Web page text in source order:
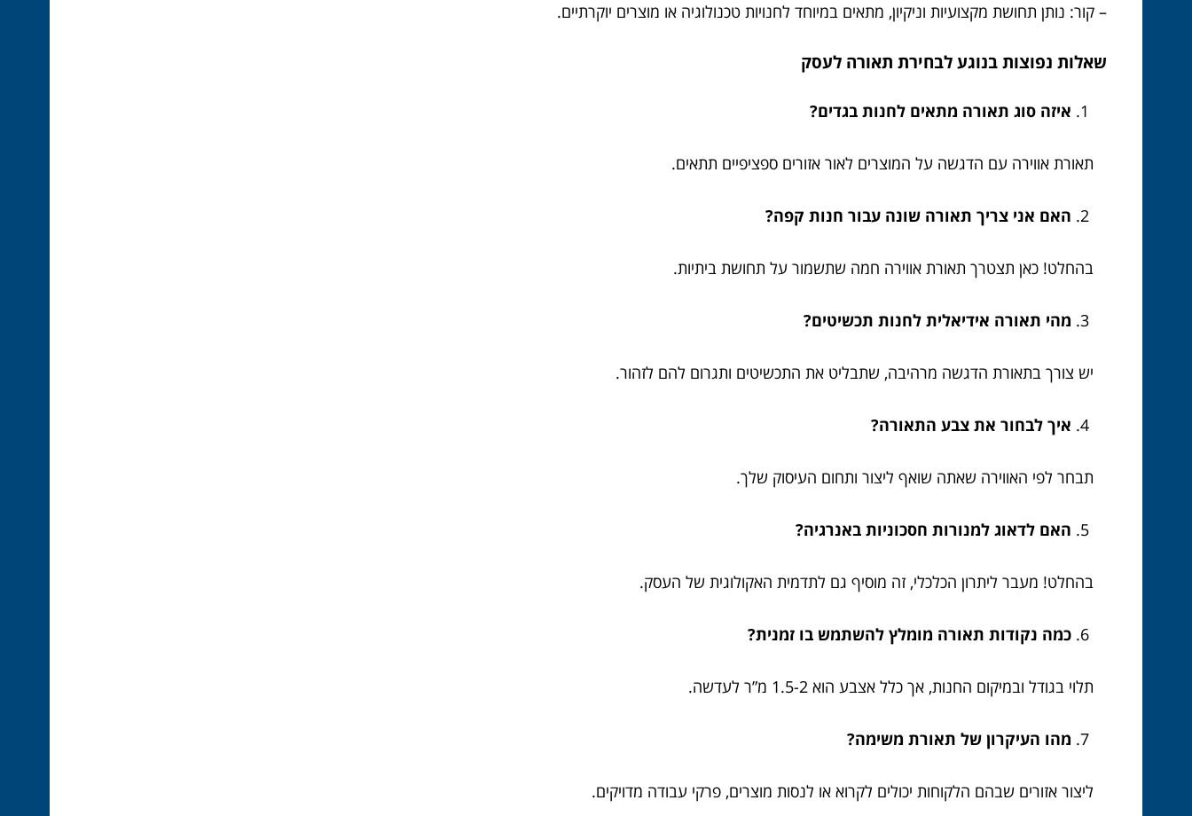
– קור: נותן תחושת מקצועיות וניקיון, מתאים במיוחד לחנויות טכנולוגיה או מוצרים יוקרתיים.
שאלות נפוצות בנוגע לבחירת תאורה לעסק
איזה סוג תאורה מתאים לחנות בגדים?
תאורת אווירה עם הדגשה על המוצרים לאור אזורים ספציפיים תתאים.
האם אני צריך תאורה שונה עבור חנות קפה?
בהחלט! כאן תצטרך תאורת אווירה חמה שתשמור על תחושת ביתיות.
מהי תאורה אידיאלית לחנות תכשיטים?
יש צורך בתאורת הדגשה מרהיבה, שתבליט את התכשיטים ותגרום להם לזהור.
איך לבחור את צבע התאורה?
תבחר לפי האווירה שאתה שואף ליצור ותחום העיסוק שלך.
האם לדאוג למנורות חסכוניות באנרגיה?
בהחלט! מעבר ליתרון הכלכלי, זה מוסיף גם לתדמית האקולוגית של העסק.
כמה נקודות תאורה מומלץ להשתמש בו זמנית?
תלוי בגודל ובמיקום החנות, אך כלל אצבע הוא 1.5-2 מ”ר לעדשה.
מהו העיקרון של תאורת משימה?
ליצור אזורים שבהם הלקוחות יכולים לקרוא או לנסות מוצרים, פרקי עבודה מדויקים.